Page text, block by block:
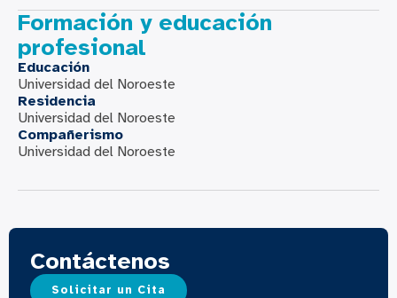
Formación y educación
profesional
Educación
Universidad del Noroeste
Residencia
Universidad del Noroeste
Compañerismo
Universidad del Noroeste
Contáctenos
Solicitar un Cita